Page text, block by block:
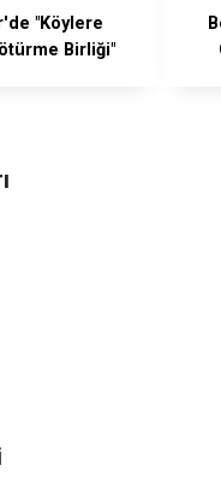
"Köylere
Birliği"